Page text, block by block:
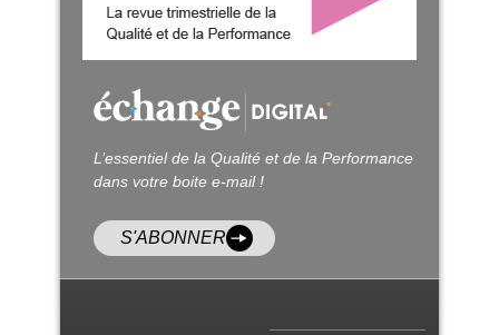
L’essentiel de la Qualité et de la Performance
dans votre boite e-mail !
S'ABONNER